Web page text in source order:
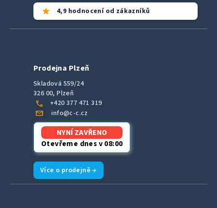
star 4,9 hodnocení od zákazníků
Prodejna Plzeň
Skladová 559/24
326 00, Plzeň
call +420 377 471 319
mail info@c-c.cz
NYNÍ ZAVŘENO
Otevřeme dnes v 08:00
Více o prodejně →